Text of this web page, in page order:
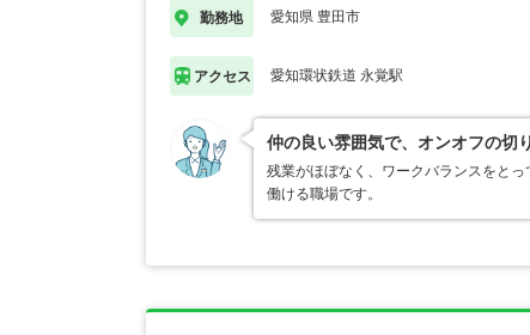
勤務地 愛知県 豊田市
アクセス 愛知環状鉄道 永覚駅
仲の良い雰囲気で、オンオフの切
残業がほぼなく、ワークバランスをと
働ける職場です。